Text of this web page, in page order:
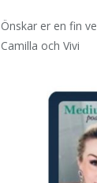
Önskar er en fin
Camilla och Vivi